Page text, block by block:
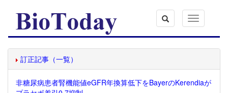
Toggle
navigation
訂正記事（一覧）
非糖尿病患者腎機能値eGFR年換算低下をBayerのKerendiaが